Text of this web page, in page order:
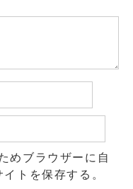
めブラウザーに自
トを保存する。